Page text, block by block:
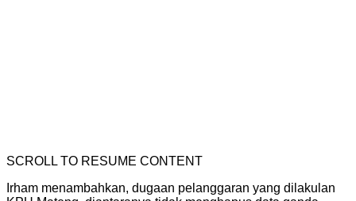
SCROLL TO RESUME CONTENT
Irham menambahkan, dugaan pelanggaran yang dilakulan